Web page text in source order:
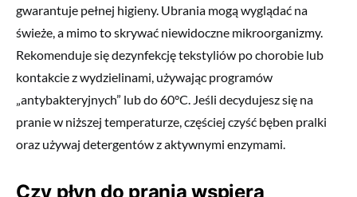
gwarantuje pełnej higieny. Ubrania mogą wyglądać na
świeże, a mimo to skrywać niewidoczne mikroorganizmy.
Rekomenduje się dezynfekcję tekstyliów po chorobie lub
kontakcie z wydzielinami, używając programów
„antybakteryjnych” lub do 60°C. Jeśli decydujesz się na
pranie w niższej temperaturze, częściej czyść bęben pralki
oraz używaj detergentów z aktywnymi enzymami.
Czy płyn do prania wspiera